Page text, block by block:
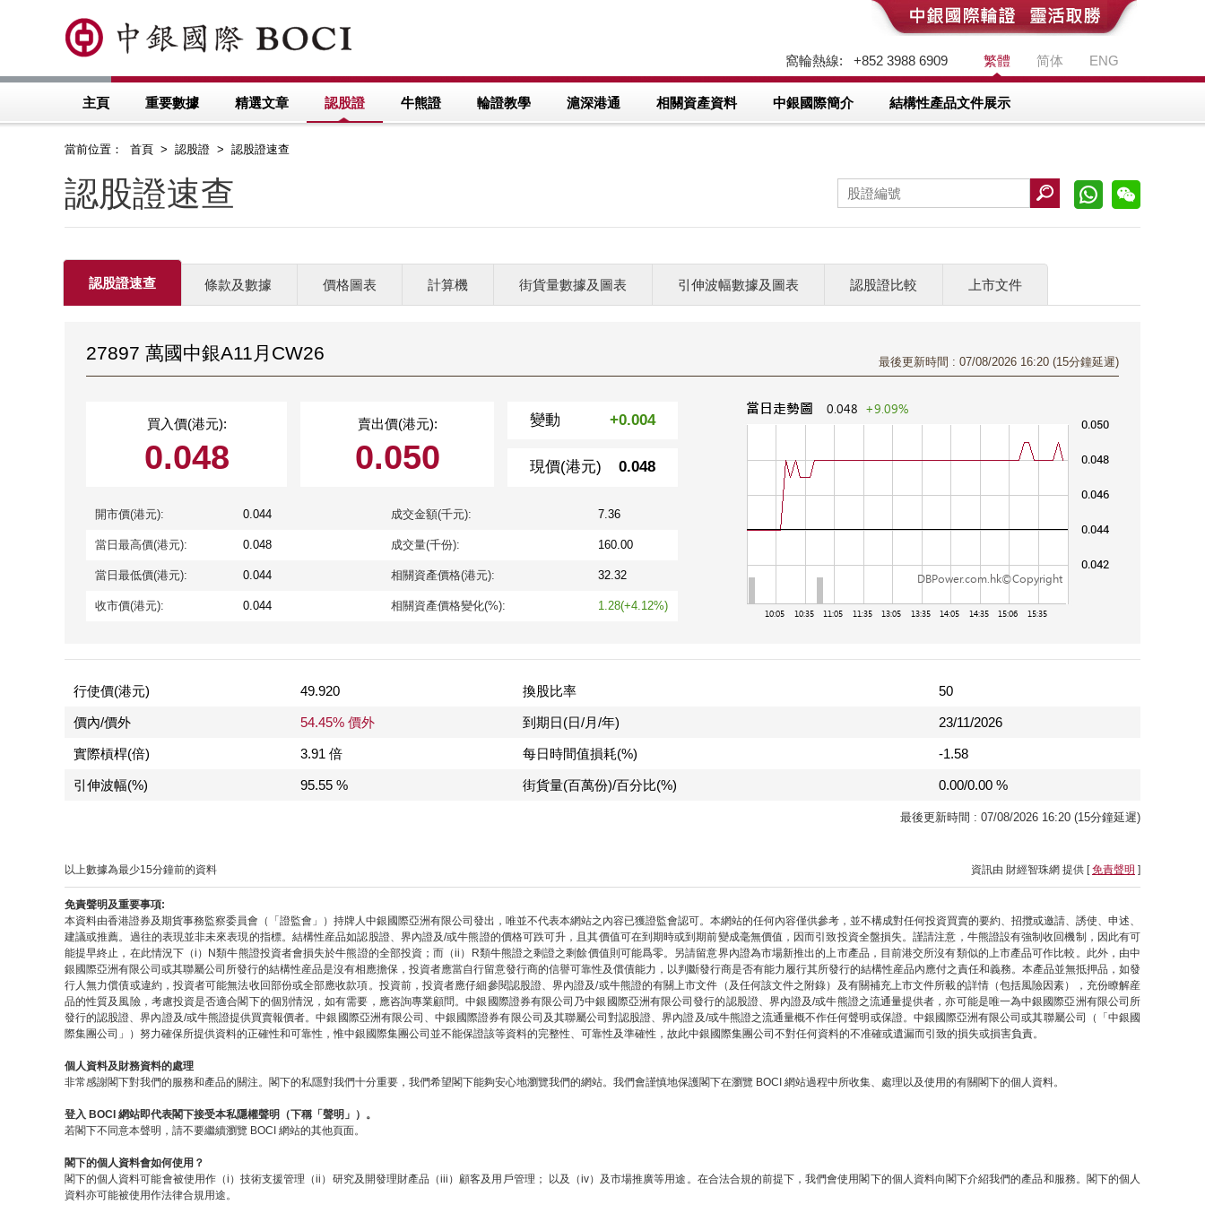
繁體 简体 ENG
窩輪熱線: +852 3988 6909
主頁 重要數據 精選文章 認股證 牛熊證 輪證教學 滬深港通 相關資產資料 中銀國際簡介 結構性產品文件展示
當前位置： 首頁 > 認股證 > 認股證速查
認股證速查
認股證速查 條款及數據 價格圖表 計算機 街貨量數據及圖表 引伸波幅數據及圖表 認股證比較 上市文件
27897 萬國中銀A11月CW26 最後更新時間 : 07/08/2026 16:20 (15分鐘延遲)
買入價(港元):
0.048
賣出價(港元):
0.050
變動 +0.004
現價(港元) 0.048
開市價(港元): 0.044 成交金額(千元): 7.36
當日最高價(港元): 0.048 成交量(千份): 160.00
當日最低價(港元): 0.044 相關資產價格(港元): 32.32
收市價(港元): 0.044 相關資產價格變化(%): 1.28(+4.12%)
行使價(港元) 49.920 換股比率 50
價內/價外 54.45% 價外 到期日(日/月/年) 23/11/2026
實際槓桿(倍) 3.91 倍 每日時間值損耗(%) -1.58
引伸波幅(%) 95.55 % 街貨量(百萬份)/百分比(%) 0.00/0.00 %
最後更新時間 : 07/08/2026 16:20 (15分鐘延遲)
以上數據為最少15分鐘前的資料 資訊由 財經智珠網 提供 [免責聲明 ]
免責聲明及重要事項:
本資料由香港證券及期貨事務監察委員會（「證監會」）持牌人中銀國際亞洲有限公司發出，唯並不代表本網站之內容已獲證監會認可。本網站的任何內容僅供參考，並不構成對任何投資買賣的要約、招攬或邀請、誘使、申述、
建議或推薦。過往的表現並非未來表現的指標。結構性産品如認股證、界內證及/或牛熊證的價格可跌可升，且其價值可在到期時或到期前變成毫無價值，因而引致投資全盤損失。謹請注意，牛熊證設有強制收回機制，因此有可
能提早終止，在此情況下（i）N類牛熊證投資者會損失於牛熊證的全部投資；而（ii）R類牛熊證之剩證之剩餘價值則可能爲零。另請留意界內證為市場新推出的上市產品，目前港交所沒有類似的上市產品可作比較。此外，由中
銀國際亞洲有限公司或其聯屬公司所發行的結構性産品是沒有相應擔保，投資者應當自行留意發行商的信譽可靠性及償債能力，以判斷發行商是否有能力履行其所發行的結構性産品內應付之責任和義務。本產品並無抵押品，如發
行人無力償債或違約，投資者可能無法收回部份或全部應收款項。投資前，投資者應仔細參閱認股證、界內證及/或牛熊證的有關上市文件（及任何該文件之附錄）及有關補充上市文件所載的詳情（包括風險因素），充份瞭解産
品的性質及風險，考慮投資是否適合閣下的個別情況，如有需要，應咨詢專業顧問。中銀國際證券有限公司乃中銀國際亞洲有限公司發行的認股證、界內證及/或牛熊證之流通量提供者，亦可能是唯一為中銀國際亞洲有限公司所
發行的認股證、界內證及/或牛熊證提供買賣報價者。中銀國際亞洲有限公司、中銀國際證券有限公司及其聯屬公司對認股證、界內證及/或牛熊證之流通量概不作任何聲明或保證。中銀國際亞洲有限公司或其聯屬公司（「中銀國
際集團公司」）努力確保所提供資料的正確性和可靠性，惟中銀國際集團公司並不能保證該等資料的完整性、可靠性及準確性，故此中銀國際集團公司不對任何資料的不准確或遺漏而引致的損失或損害負責。
個人資料及財務資料的處理
非常感謝閣下對我們的服務和產品的關注。閣下的私隱對我們十分重要，我們希望閣下能夠安心地瀏覽我們的網站。我們會謹慎地保護閣下在瀏覽 BOCI 網站過程中所收集、處理以及使用的有關閣下的個人資料。
登入 BOCI 網站即代表閣下接受本私隱權聲明（下稱「聲明」）。
若閣下不同意本聲明，請不要繼續瀏覽 BOCI 網站的其他頁面。
閣下的個人資料會如何使用？
閣下的個人資料可能會被使用作（i）技術支援管理（ii）研究及開發理財產品（iii）顧客及用戶管理； 以及（iv）及市場推廣等用途。在合法合規的前提下，我們會使用閣下的個人資料向閣下介紹我們的產品和服務。閣下的個人
資料亦可能被使用作法律合規用途。